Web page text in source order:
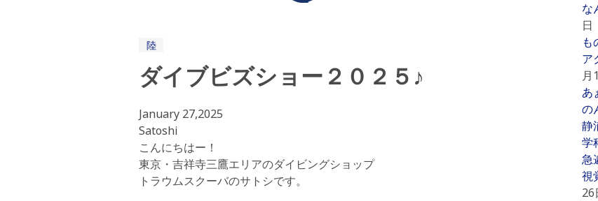
陸
ダイブビズショー２０２５♪
January 27,2025
Satoshi
こんにちはー！
東京・吉祥寺三鷹エリアのダイビングショップ
トラウムスクーバのサトシです。
な
日
も
ア
月
あ
の
静
学
急
視
26